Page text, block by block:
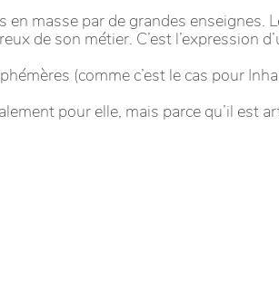
masse par de grandes enseignes.
de son métier. C’est l’expression
(comme c’est le cas pour
pour elle, mais parce qu’il est